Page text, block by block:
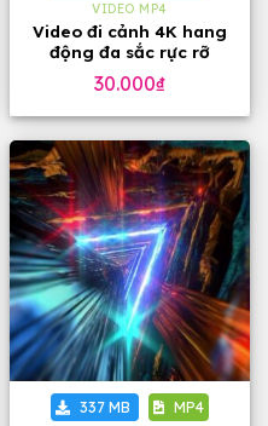
VIDEO MP4
Video đi cảnh 4K hang
động đa sắc rực rỡ
30.000₫
337 MB MP4